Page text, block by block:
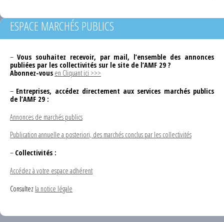
ESPACE MARCHÉS PUBLICS
– Vous souhaitez recevoir, par mail, l’ensemble des annonces
publiées par les collectivités sur le site de l’AMF 29 ?
Abonnez-vous en Cliquant ici >>>
– Entreprises, accédez directement aux services marchés publics
de l’AMF 29 :
Annonces de marchés publics
Publication annuelle a posteriori, des marchés conclus par les collectivités
– Collectivités :
Accédez à votre espace adhérent
Consultez la notice légale